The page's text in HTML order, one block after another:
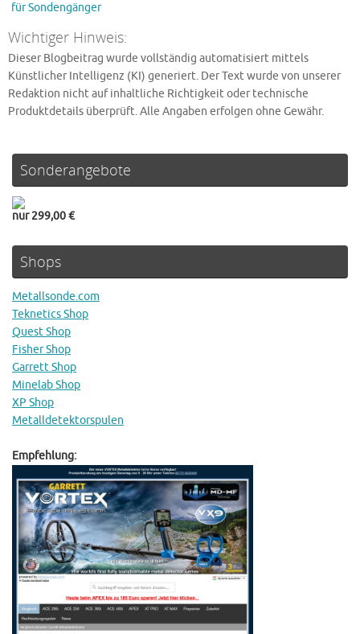
für Sondengänger
Wichtiger Hinweis:
Dieser Blogbeitrag wurde vollständig automatisiert mittels
Künstlicher Intelligenz (KI) generiert. Der Text wurde von unserer
Redaktion nicht auf inhaltliche Richtigkeit oder technische
Produktdetails überprüft. Alle Angaben erfolgen ohne Gewähr.
Sonderangebote
nur 299,00 €
Shops
Metallsonde.com
Teknetics Shop
Quest Shop
Fisher Shop
Garrett Shop
Minelab Shop
XP Shop
Metalldetektorspulen
Empfehlung: